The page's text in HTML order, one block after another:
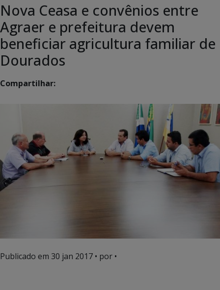
Nova Ceasa e convênios entre
Agraer e prefeitura devem
beneficiar agricultura familiar de
Dourados
Compartilhar:
Publicado em 30 jan 2017 • por •